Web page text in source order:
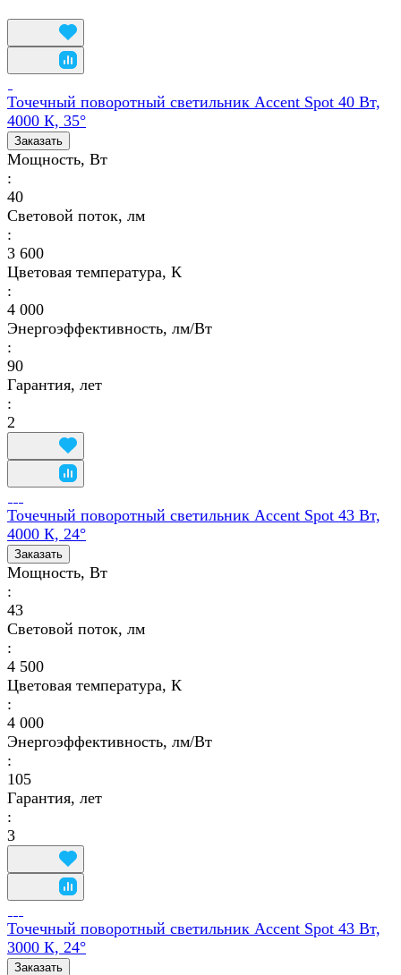
Точечный поворотный светильник Accent Spot 40 Вт,
4000 К, 35°
Заказать
Мощность, Вт
:
40
Световой поток, лм
:
3 600
Цветовая температура, К
:
4 000
Энергоэффективность, лм/Вт
:
90
Гарантия, лет
:
2
Точечный поворотный светильник Accent Spot 43 Вт,
4000 К, 24°
Заказать
Мощность, Вт
:
43
Световой поток, лм
:
4 500
Цветовая температура, К
:
4 000
Энергоэффективность, лм/Вт
:
105
Гарантия, лет
:
3
Точечный поворотный светильник Accent Spot 43 Вт,
3000 К, 24°
Заказать